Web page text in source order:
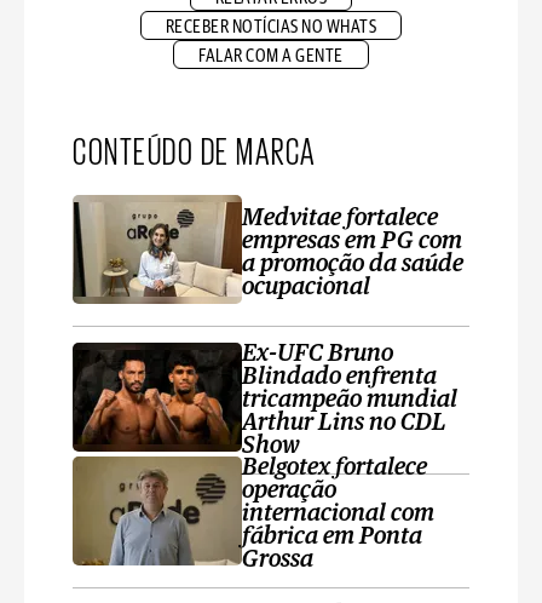
RECEBER NOTÍCIAS NO WHATS
FALAR COM A GENTE
CONTEÚDO DE MARCA
Medvitae fortalece
empresas em PG com
a promoção da saúde
ocupacional
Ex-UFC Bruno
Blindado enfrenta
tricampeão mundial
Arthur Lins no CDL
Show
Belgotex fortalece
operação
internacional com
fábrica em Ponta
Grossa